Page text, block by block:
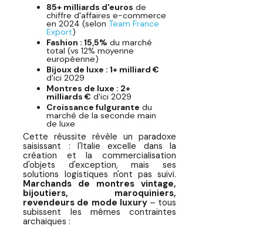
85+ milliards d'euros de
chiffre d'affaires e-commerce
en 2024 (selon Team France
Export)
Fashion : 15,5% du marché
total (vs 12% moyenne
européenne)
Bijoux de luxe : 1+ milliard €
d'ici 2029
Montres de luxe : 2+
milliards € d'ici 2029
Croissance fulgurante du
marché de la seconde main
de luxe
Cette réussite révèle un paradoxe
saisissant : l'Italie excelle dans la
création et la commercialisation
d'objets d'exception, mais ses
solutions logistiques n'ont pas suivi.
Marchands de montres vintage,
bijoutiers, maroquiniers,
revendeurs de mode luxury– tous
subissent les mêmes contraintes
archaïques :